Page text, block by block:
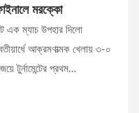
মরক্কো
এক ম্যাচ উপহার দিলো
আক্রমণাত্মক খেলায় ৩-০
টুর্নামেন্টের প্রথম…